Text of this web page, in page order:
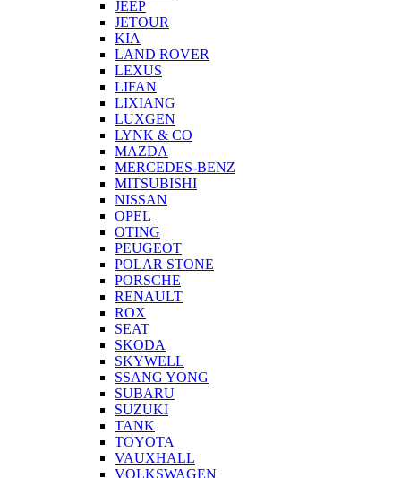
JEEP
JETOUR
KIA
LAND ROVER
LEXUS
LIFAN
LIXIANG
LUXGEN
LYNK & CO
MAZDA
MERCEDES-BENZ
MITSUBISHI
NISSAN
OPEL
OTING
PEUGEOT
POLAR STONE
PORSCHE
RENAULT
ROX
SEAT
SKODA
SKYWELL
SSANG YONG
SUBARU
SUZUKI
TANK
TOYOTA
VAUXHALL
VOLKSWAGEN